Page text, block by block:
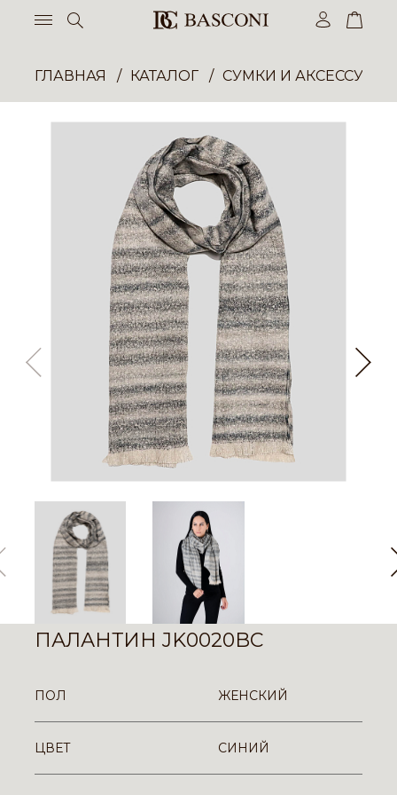
ГЛАВНАЯ КАТАЛОГ СУМКИ И
ПАЛАНТИН JK0020BC
ПОЛ ЖЕНСКИЙ
ЦВЕТ СИНИЙ